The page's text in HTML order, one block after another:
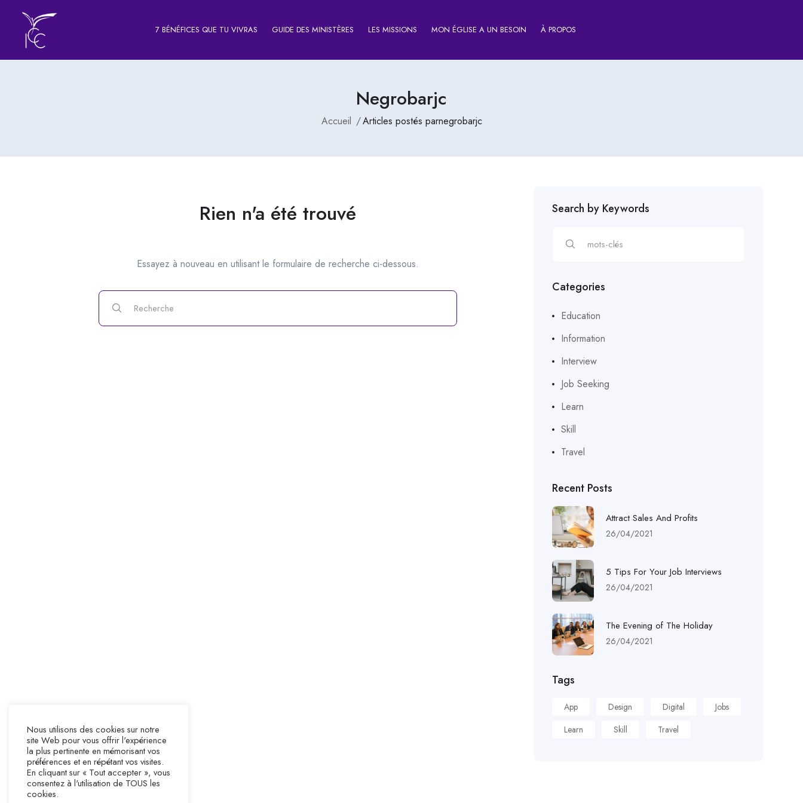
7 BÉNÉFICES QUE TU VIVRAS GUIDE DES MINISTÈRES LES MISSIONS MON ÉGLISE A UN BESOIN À PROPOS
Negrobarjc
Accueil Articles postés parnegrobarjc
Rien n'a été trouvé
Essayez à nouveau en utilisant le formulaire de recherche ci-dessous.
Search by Keywords
Categories
Education
Information
Interview
Job Seeking
Learn
Skill
Travel
Recent Posts
Attract Sales And Profits
26/04/2021
5 Tips For Your Job Interviews
26/04/2021
The Evening of The Holiday
26/04/2021
Tags
App Design Digital
Jobs
Learn
Skill Travel
Nous utilisons des cookies sur notre
site Web pour vous offrir l'expérience
la plus pertinente en mémorisant vos
préférences et en répétant vos visites.
En cliquant sur « Tout accepter », vous
consentez à l'utilisation de TOUS les
cookies.